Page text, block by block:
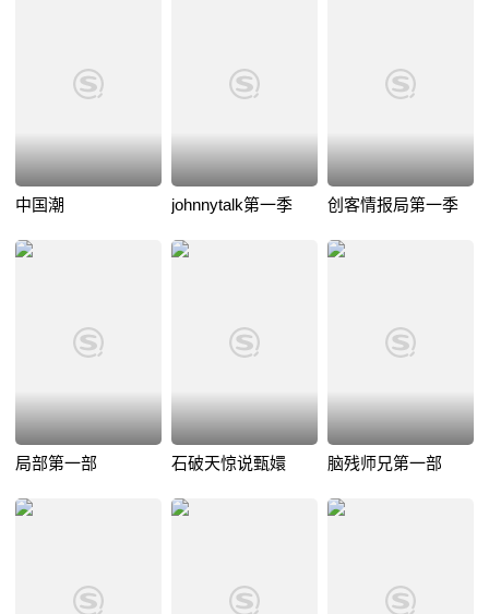
中国潮 johnnytalk第一季 创客情报局第一季
局部第一部 石破天惊说甄嬛 脑残师兄第一部